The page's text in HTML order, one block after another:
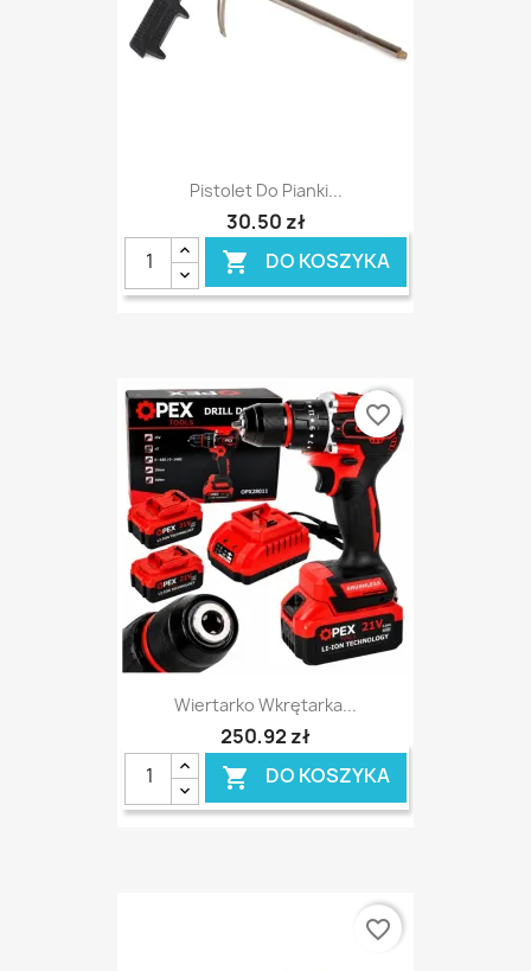
Pistolet Do Pianki...
30,50 zł
 DO KOSZYKA
Wiertarko Wkrętarka...
250,92 zł
 DO KOSZYKA
favorite_border
favorite_border